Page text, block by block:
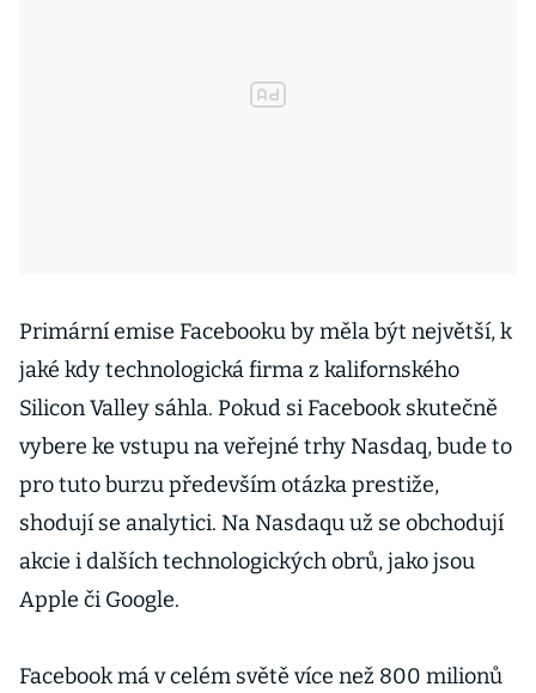
Primární emise Facebooku by měla být největší, k
jaké kdy technologická firma z kalifornského
Silicon Valley sáhla. Pokud si Facebook skutečně
vybere ke vstupu na veřejné trhy Nasdaq, bude to
pro tuto burzu především otázka prestiže,
shodují se analytici. Na Nasdaqu už se obchodují
akcie i dalších technologických obrů, jako jsou
Apple či Google.
Facebook má v celém světě více než 800 milionů